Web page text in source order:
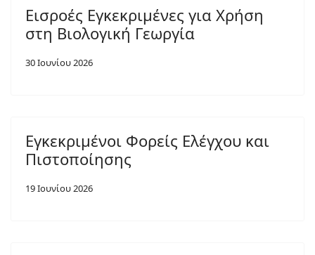
Εισροές Εγκεκριμένες για Χρήση
στη Βιολογική Γεωργία
30 Ιουνίου 2026
Εγκεκριμένοι Φορείς Ελέγχου και
Πιστοποίησης
19 Ιουνίου 2026